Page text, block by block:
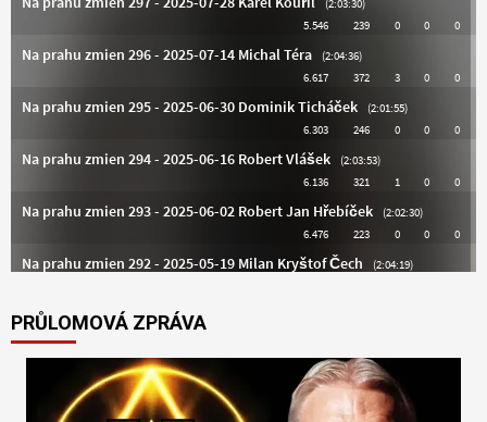
PRŮLOMOVÁ ZPRÁVA